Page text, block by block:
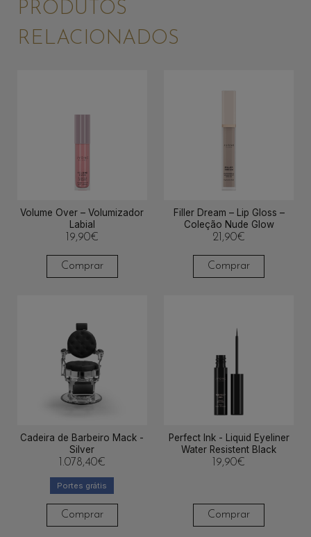
PRODUTOS
RELACIONADOS
Volume Over – Volumizador
Labial
19,90€
Comprar
Filler Dream – Lip Gloss –
Coleção Nude Glow
21,90€
Comprar
Cadeira de Barbeiro Mack -
Silver
1.078,40€
Portes grátis
Comprar
Perfect Ink - Liquid Eyeliner
Water Resistent Black
19,90€
Comprar